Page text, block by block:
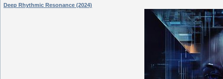
Deep Rhythmic Resonance (2024)